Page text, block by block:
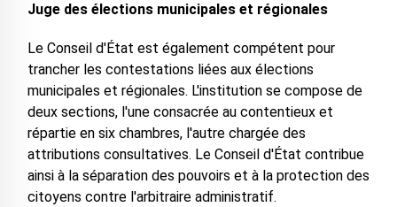
Juge des élections municipales et régionales
Le Conseil d'État est également compétent pour
trancher les contestations liées aux élections
municipales et régionales. L'institution se compose de
deux sections, l'une consacrée au contentieux et
répartie en six chambres, l'autre chargée des
attributions consultatives. Le Conseil d'État contribue
ainsi à la séparation des pouvoirs et à la protection des
citoyens contre l'arbitraire administratif.